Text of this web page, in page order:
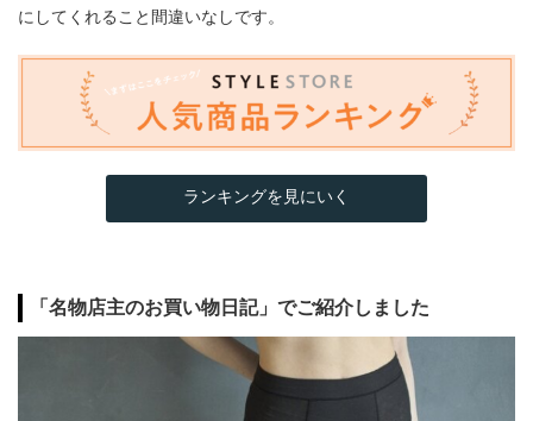
にしてくれること間違いなしです。
ランキングを見にいく
「名物店主のお買い物日記」でご紹介しました